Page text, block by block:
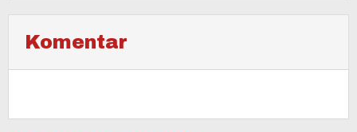
Komentar